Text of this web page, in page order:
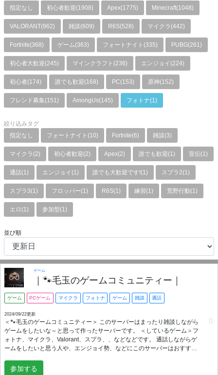
指定なし
初心者歓迎(1908) Apex(1775) Minecraft(1048)
VALORANT(962) 雑談(609) R6S(528) マイクラ(442)
Fortnite(368) ゲーム(363) フォートナイト(335) PUBG(261)
初心者大歓迎(245) マインクラフト(236) エンジョイ(224)
初心者(174) 誰でも歓迎(168) PC(153) 原神(152)
フレンド募集(151) AmongUs(145) フォトナ(1)
絞り込みタグ
指定なし
フォートナイト(10) Fortnite(6) 雑談(3)
マイクラ(2) 初心者歓迎(2) Apex(2) 誰でも歓迎(1) 宣伝(1)
通話(1) エンジョイ(1) 誰でも大歓迎です!(1) スプラ2(1)
スプラ3(1) フロッパー(1) R6S(1) 練習(1) 荒野行動(1)
エロ(1) 参加型(1)
並び順
ゲーム
｜🐾毛玉のゲームコミュニティー｜
ゲーム PCゲーム マイクラ フォトナ ゲーム 雑談 通話
2024/09/22更新
＜🐾毛玉のゲームコミュニティー＞ このサーバーはまったり雑談しながら
ゲームをしたいな～と思って作ったサーバーです。 ＜しているゲーム＞フ
ォトナ、マイクラ、Valorant、スプラ、、などなどです。 通話しながらゲ
ームをしたいと思う人や、エンジョイ勢、などにこのサーバーはおすすめ
所が欲しい人ぜひ来てください！ 話したい、ゲームしたい人大歓迎です！
参加する